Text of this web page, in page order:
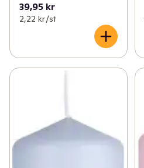
39,95 kr
2,22 kr /st